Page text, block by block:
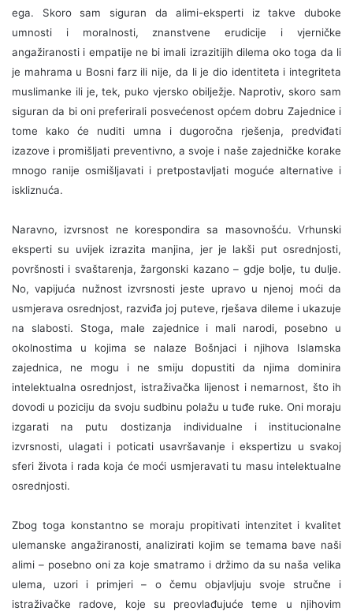
ega. Skoro sam siguran da alimi-eksperti iz takve duboke
umnosti i moralnosti, znanstvene erudicije i vjerničke
angažiranosti i empatije ne bi imali izrazitijih dilema oko toga da li
je mahrama u Bosni farz ili nije, da li je dio identiteta i integriteta
muslimanke ili je, tek, puko vjersko obilježje. Naprotiv, skoro sam
siguran da bi oni preferirali posvećenost općem dobru Zajednice i
tome kako će nuditi umna i dugoročna rješenja, predviđati
izazove i promišljati preventivno, a svoje i naše zajedničke korake
mnogo ranije osmišljavati i pretpostavljati moguće alternative i
iskliznuća.
Naravno, izvrsnost ne korespondira sa masovnošću. Vrhunski
eksperti su uvijek izrazita manjina, jer je lakši put osrednjosti,
površnosti i svaštarenja, žargonski kazano – gdje bolje, tu dulje.
No, vapijuća nužnost izvrsnosti jeste upravo u njenoj moći da
usmjerava osrednjost, razviđa joj puteve, rješava dileme i ukazuje
na slabosti. Stoga, male zajednice i mali narodi, posebno u
okolnostima u kojima se nalaze Bošnjaci i njihova Islamska
zajednica, ne mogu i ne smiju dopustiti da njima dominira
intelektualna osrednjost, istraživačka lijenost i nemarnost, što ih
dovodi u poziciju da svoju sudbinu polažu u tuđe ruke. Oni moraju
izgarati na putu dostizanja individualne i institucionalne
izvrsnosti, ulagati i poticati usavršavanje i ekspertizu u svakoj
sferi života i rada koja će moći usmjeravati tu masu intelektualne
osrednjosti.
Zbog toga konstantno se moraju propitivati intenzitet i kvalitet
ulemanske angažiranosti, analizirati kojim se temama bave naši
alimi – posebno oni za koje smatramo i držimo da su naša velika
ulema, uzori i primjeri – o čemu objavljuju svoje stručne i
istraživačke radove, koje su preovlađujuće teme u njihovim